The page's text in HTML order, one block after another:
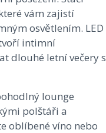
vám zajistí
osvětlením. LED
intimní
dlouhé letní večery s
lounge
polštáři a
oblíbené víno nebo